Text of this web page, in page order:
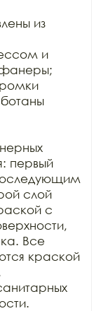
из
и
фанеры;
первый
слой
с
Все
краской